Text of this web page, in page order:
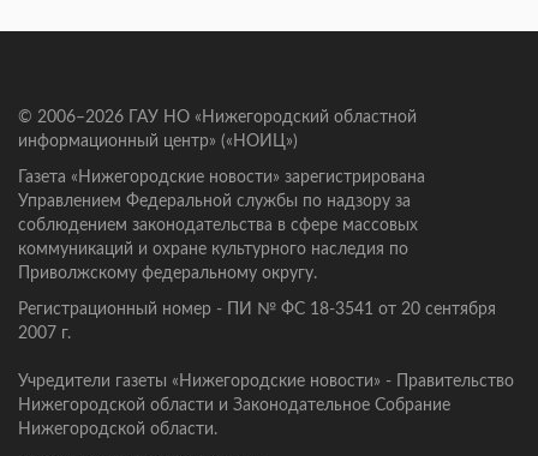
© 2006–2026 ГАУ НО «Нижегородский областной
информационный центр» («НОИЦ»)
Газета «Нижегородские новости» зарегистрирована
Управлением Федеральной службы по надзору за
соблюдением законодательства в сфере массовых
коммуникаций и охране культурного наследия по
Приволжскому федеральному округу.
Регистрационный номер - ПИ № ФС 18-3541 от 20 сентября
2007 г.
Учредители газеты «Нижегородские новости» - Правительство
Нижегородской области и Законодательное Собрание
Нижегородской области.